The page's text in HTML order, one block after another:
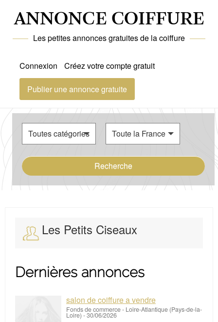
ANNONCE COIFFURE
Les petites annonces gratuites de la coiffure
Connexion Créez votre compte gratuit
Publier une annonce gratuite
Recherche
Les Petits Ciseaux
Dernières annonces
salon de coiffure a vendre
Fonds de commerce- Loire-Atlantique (Pays-de-la-
Loire) -30/06/2026